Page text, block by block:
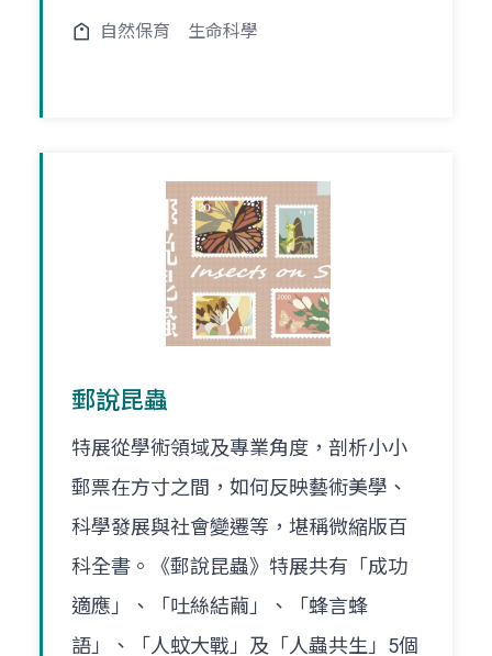
自然保育 生命科學
郵說昆蟲
特展從學術領域及專業角度，剖析小小
郵票在方寸之間，如何反映藝術美學、
科學發展與社會變遷等，堪稱微縮版百
科全書。《郵說昆蟲》特展共有「成功
適應」、「吐絲結繭」、「蜂言蜂
語」、「人蚊大戰」及「人蟲共生」5個